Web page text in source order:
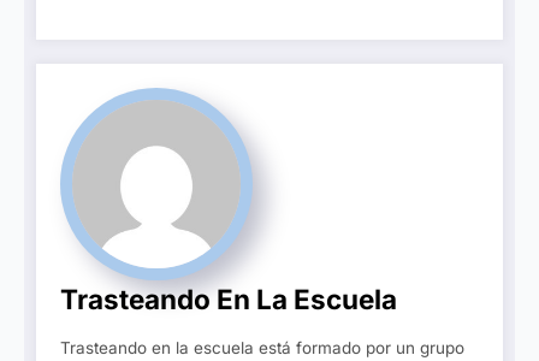
Trasteando En La Escuela
Trasteando en la escuela está formado por un grupo